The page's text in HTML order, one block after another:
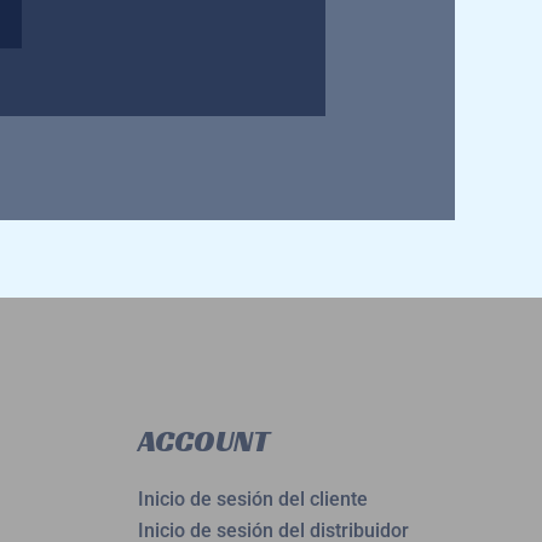
ACCOUNT
Inicio de sesión del cliente
Inicio de sesión del distribuidor